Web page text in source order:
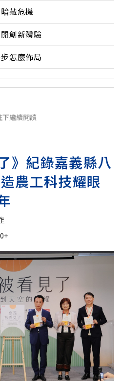
藏危機
創新體驗
怎麼佈局
下繼續閱讀
》紀錄嘉義縣八
農工科技耀眼